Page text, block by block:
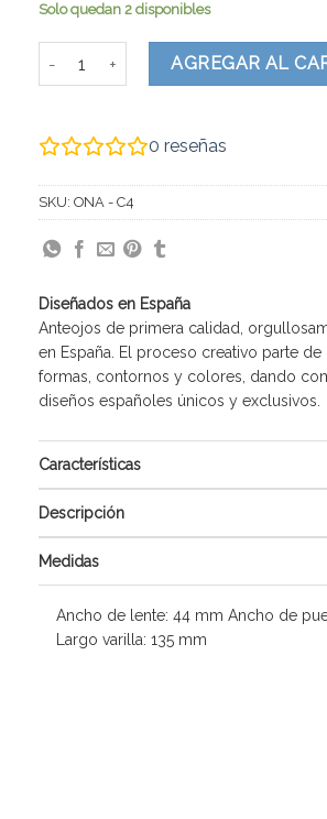
Solo quedan 2 disponibles
AGREGAR AL
0 reseñas
SKU: ONA - C4
Diseñados en España
Anteojos de primera calidad,
en España. El proceso creativo parte
formas, contornos y colores, dando
diseños españoles únicos y exclusivos.
Características
Descripción
Medidas
Ancho de lente: 44 mm Ancho de
Largo varilla: 135 mm